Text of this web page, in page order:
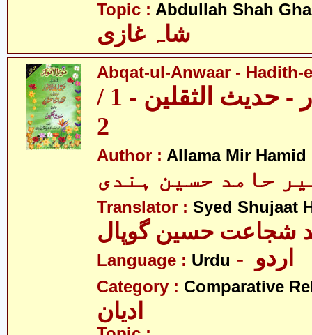
Topic : Abdullah Shah
شاہ غازی
Abqat-ul-Anwaar - Hadith-
عبقات الانوار - حدیث الثقلین - 1 /
2
Author : Allama Mir
حامد حسین ہندی
Translator : Syed Shujaat
Language : Urdu
Category : Comparative
ادیان